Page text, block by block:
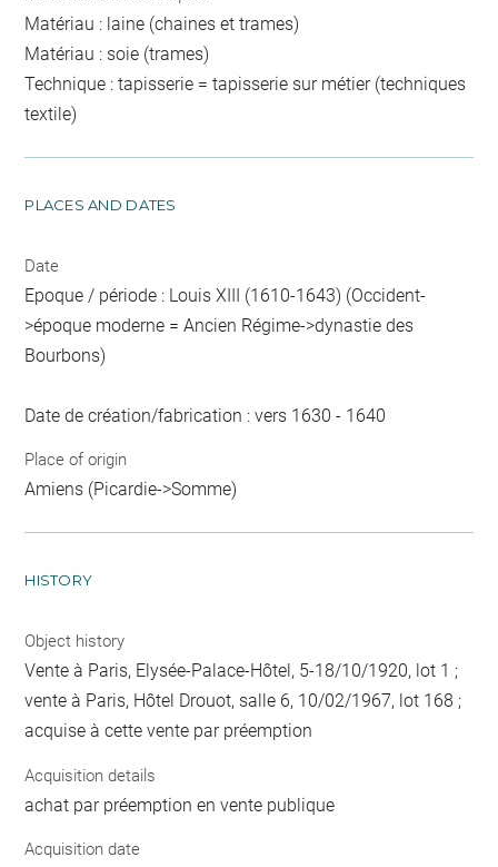
Matériau : laine (chaines et trames)
Matériau : soie (trames)
Technique : tapisserie = tapisserie sur métier (techniques
textile)
PLACES AND DATES
Date
Epoque / période : Louis XIII (1610-1643) (Occident-
>époque moderne = Ancien Régime->dynastie des
Bourbons)
Date de création/fabrication : vers 1630 - 1640
Place of origin
Amiens (Picardie->Somme)
HISTORY
Object history
Vente à Paris, Elysée-Palace-Hôtel, 5-18/10/1920, lot 1 ;
vente à Paris, Hôtel Drouot, salle 6, 10/02/1967, lot 168 ;
acquise à cette vente par préemption
Acquisition details
achat par préemption en vente publique
Acquisition date